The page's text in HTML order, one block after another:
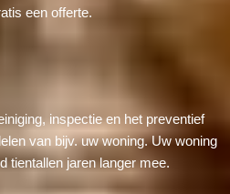
een offerte.
inspectie en het preventief
van bijv. uw woning. Uw woning
tientallen jaren langer mee.